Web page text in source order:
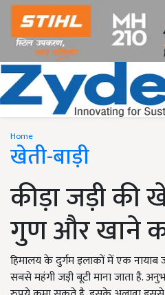
Home
खेती-बाड़ी
कीड़ा जड़ी की
गुण और खाने
हिमालय के दुर्गम इलाकों में एक नायाब
सबसे महंगी जड़ी बूटी माना जाता है.